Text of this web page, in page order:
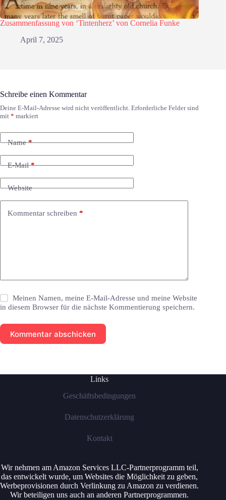
Zusammenfassung von ‘Tintenherz’ von Cornelia Funke
April 7, 2025
Schreibe einen Kommentar
Deine E-Mail-Adresse wird nicht veröffentlicht. Erforderliche Felder sind
mit * markiert
Name*
E-Mail*
Website
Kommentar schreiben *
Meinen Namen, meine E-Mail-Adresse und meine Website
in diesem Browser für die nächste Kommentierung speichern.
Kommentar abschicken
Links
Geschäftsbedingungen
Datenschutzerklärung
Kontakt
Wir nehmen am Amazon Services LLC-Partnerprogramm teil,
das entwickelt wurde, um Websites die Möglichkeit zu geben,
Werbeprovisionen durch Verlinkung zu Amazon zu verdienen.
Wir beteiligen uns auch an anderen Partnerprogrammen.